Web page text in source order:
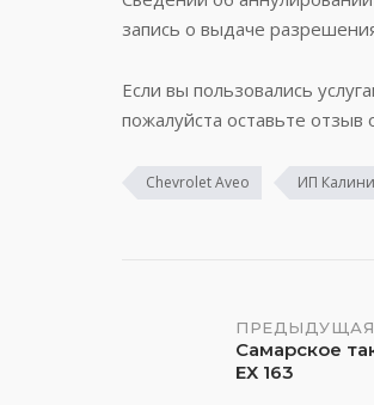
запись о выдаче
Если вы пользовались
пожалуйста оставьте отзыв
Chevrolet Aveo ИП
НавигацияПРЕДЫДУЩАЯ
Самарское
ЕХ 163